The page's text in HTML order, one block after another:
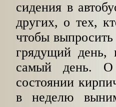
сидения в
других, о тех,
чтобы
грядущий день,
самый день. О
состоянии
в неделю